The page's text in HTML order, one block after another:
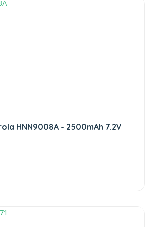
HNN9008A - 2500mAh 7.2V